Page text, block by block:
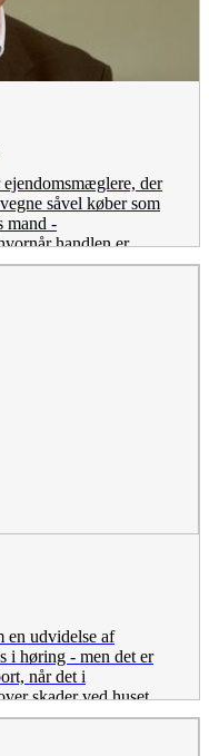
der
såvel køber som
mand -
handlen er
Men det er som at
en udvidelse af
i høring - men det er
når det i
skader ved huset,
Danske Boligadvokater.